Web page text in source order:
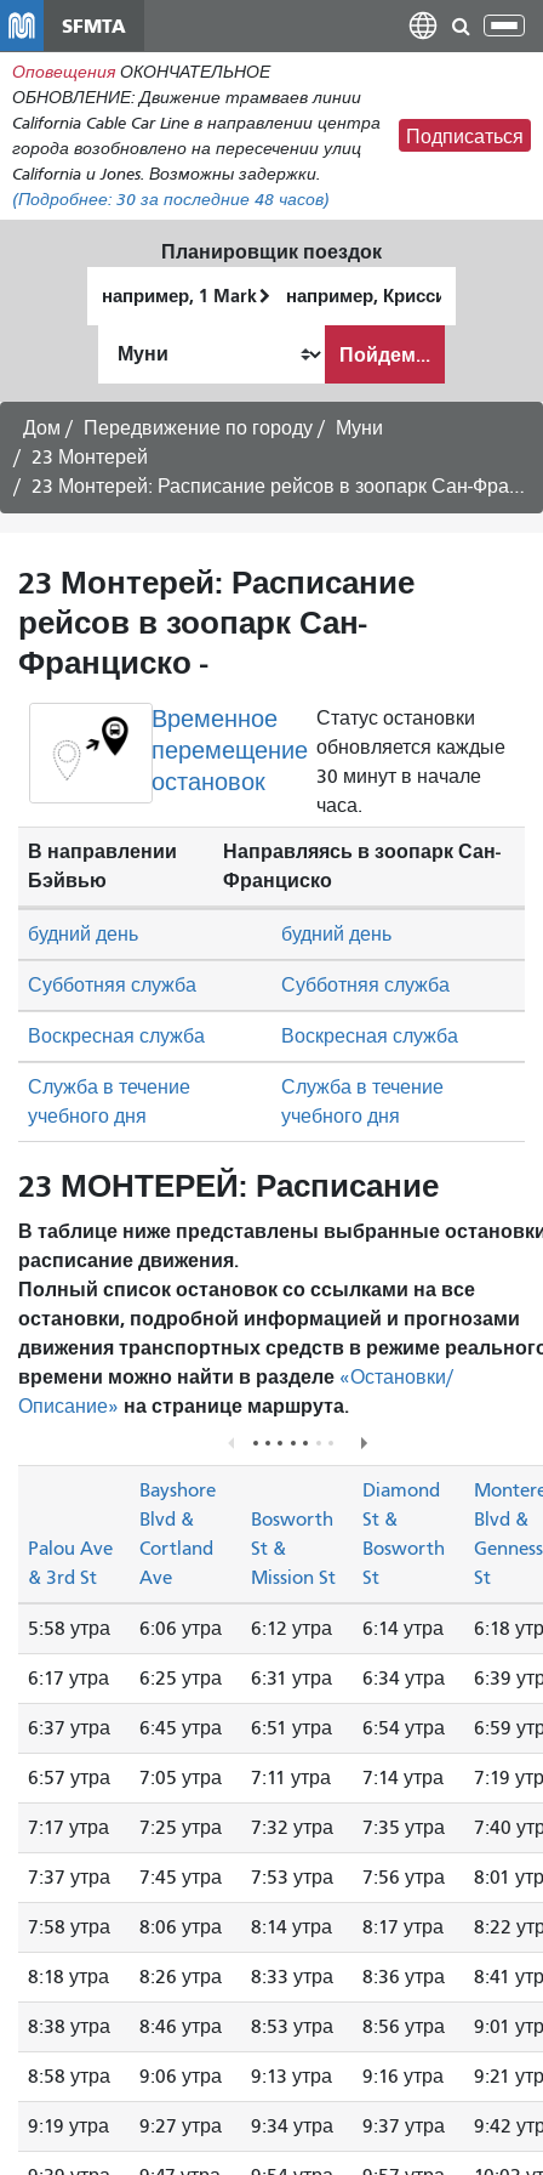
содержанию
SFMTA
Оповещения ОКОНЧАТЕЛЬНОЕ
ОБНОВЛЕНИЕ: Движение трамваев линии
California Cable Car Line в направлении центра
города возобновлено на пересечении улиц
California и Jones. Возможны задержки.
(Подробнее: 30 за последние 48 часов)
Подписаться
Планировщик поездок
местоположение
окончания
хочу
путешествовать
Пойдем...
Дом Передвижение по городу
Муни
23 Монтерей
23 Монтерей: Расписание рейсов в зоопарк Сан-Франциско -
23 Монтерей: Расписание
рейсов в зоопарк Сан-
Франциско -
Временное
перемещение
остановок
Статус остановки
обновляется каждые
30 минут в начале
часа.
В направлении
Бэйвью
Направляясь в зоопарк Сан-
Франциско
Субботняя служба Субботняя служба
Воскресная служба Воскресная служба
будний день будний день
Служба в течение
учебного дня
Служба в течение
учебного дня
23 МОНТЕРЕЙ: Расписание
В таблице ниже представлены выбранные
расписание движения.
Полный список остановок со ссылками на все
остановки, подробной информацией и прогнозами
движения транспортных средств в режиме
времени можно найти в разделе «Остановки/
Описание» на странице маршрута.
Palou Ave
& 3rd St
Bayshore
Blvd &
Cortland
Ave
Bosworth
St &
Mission St
Diamond
St &
Bosworth
St
Blvd &
St
5:58 утра 6:06 утра 6:12 утра 6:14 утра 6:18
6:17 утра 6:25 утра 6:31 утра 6:34 утра 6:39
6:37 утра 6:45 утра 6:51 утра 6:54 утра 6:59
6:57 утра 7:05 утра 7:11 утра 7:14 утра 7:19
7:17 утра 7:25 утра 7:32 утра 7:35 утра 7:40
7:37 утра 7:45 утра 7:53 утра 7:56 утра 8:01
7:58 утра 8:06 утра 8:14 утра 8:17 утра 8:22
8:18 утра 8:26 утра 8:33 утра 8:36 утра 8:41
8:38 утра 8:46 утра 8:53 утра 8:56 утра 9:01
8:58 утра 9:06 утра 9:13 утра 9:16 утра 9:21
9:19 утра 9:27 утра 9:34 утра 9:37 утра 9:42